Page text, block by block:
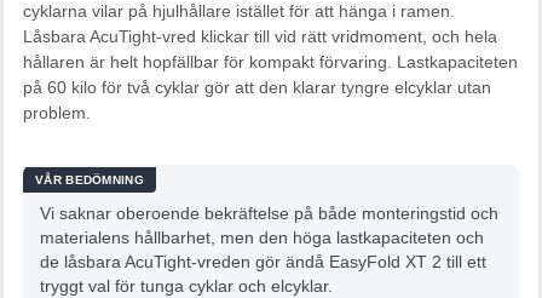
cyklarna vilar på hjulhållare istället för att hänga i ramen.
Låsbara AcuTight-vred klickar till vid rätt vridmoment, och hela
hållaren är helt hopfällbar för kompakt förvaring. Lastkapaciteten
på 60 kilo för två cyklar gör att den klarar tyngre elcyklar utan
problem.
VÅR BEDÖMNING
Vi saknar oberoende bekräftelse på både monteringstid och
materialens hållbarhet, men den höga lastkapaciteten och
de låsbara AcuTight-vreden gör ändå EasyFold XT 2 till ett
tryggt val för tunga cyklar och elcyklar.